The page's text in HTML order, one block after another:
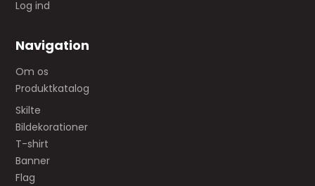
Log ind
Navigation
Om os
Produktkatalog
Skilte
Bildekorationer
T-shirt
Banner
Flag